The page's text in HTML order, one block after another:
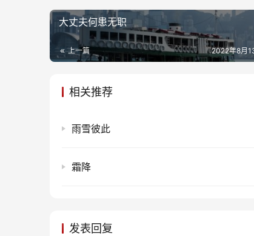
大丈夫何患无职
上一篇 2022年8月
相关推荐
雨雪彼此
霜降
发表回复